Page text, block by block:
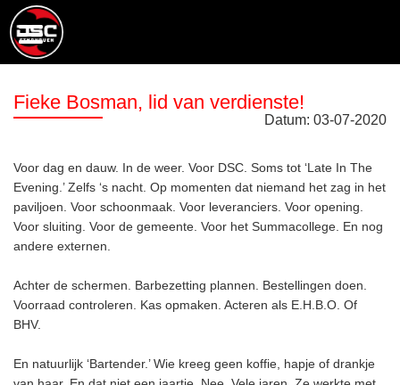
Fieke Bosman, lid van verdienste!
Datum: 03-07-2020
Voor dag en dauw. In de weer. Voor DSC. Soms tot ‘Late In The
Evening.’ Zelfs ‘s nacht. Op momenten dat niemand het zag in het
paviljoen. Voor schoonmaak. Voor leveranciers. Voor opening.
Voor sluiting. Voor de gemeente. Voor het Summacollege. En nog
andere externen.
Achter de schermen. Barbezetting plannen. Bestellingen doen.
Voorraad controleren. Kas opmaken. Acteren als E.H.B.O. Of
BHV.
En natuurlijk ‘Bartender.’ Wie kreeg geen koffie, hapje of drankje